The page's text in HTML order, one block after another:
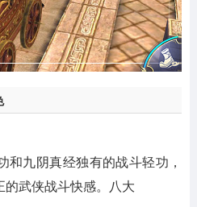
和九阴真经独有的战斗轻功，
武侠战斗快感。八大